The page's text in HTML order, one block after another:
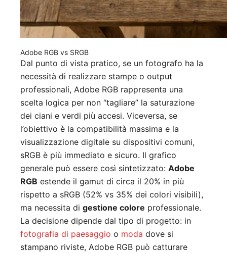
Adobe RGB vs SRGB
Dal punto di vista pratico, se un fotografo ha la
necessità di realizzare stampe o output
professionali, Adobe RGB rappresenta una
scelta logica per non “tagliare” la saturazione
dei ciani e verdi più accesi. Viceversa, se
l’obiettivo è la compatibilità massima e la
visualizzazione digitale su dispositivi comuni,
sRGB è più immediato e sicuro. Il grafico
generale può essere così sintetizzato: Adobe
RGB estende il gamut di circa il 20% in più
rispetto a sRGB (52% vs 35% dei colori visibili),
ma necessita di gestione colore professionale.
La decisione dipende dal tipo di progetto: in
fotografia di paesaggio o moda dove si
stampano riviste, Adobe RGB può catturare